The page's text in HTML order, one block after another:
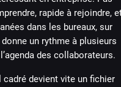
rapide à rejoindre,
dans les bureaux, sur
un rythme à plusieurs
des collaborateurs.
cadré devient vite un fichier